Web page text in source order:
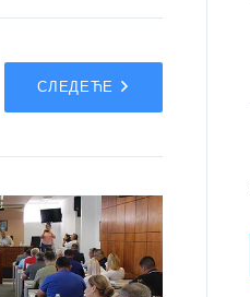
СЛЕДЕЋЕ